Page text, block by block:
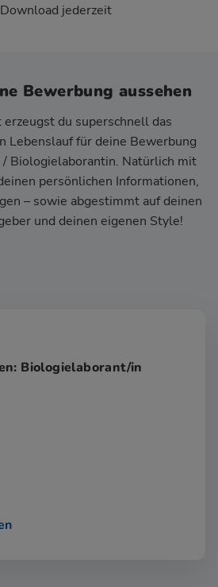
jederzeit
Bewerbung aussehen
du superschnell das
Lebenslauf für deine Bewerbung
Biologielaborantin. Natürlich mit
persönlichen Informationen,
– sowie abgestimmt auf deinen
und deinen eigenen Style!
Biologielaborant/in